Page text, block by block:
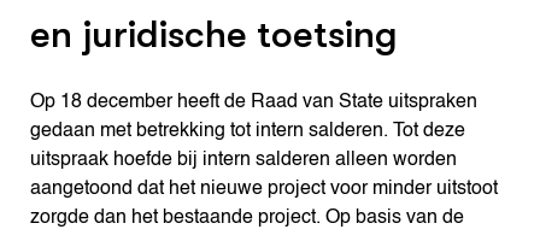
en juridische toetsing
Op 18 december heeft de Raad van State uitspraken
gedaan met betrekking tot intern salderen. Tot deze
uitspraak hoefde bij intern salderen alleen worden
aangetoond dat het nieuwe project voor minder uitstoot
zorgde dan het bestaande project. Op basis van de